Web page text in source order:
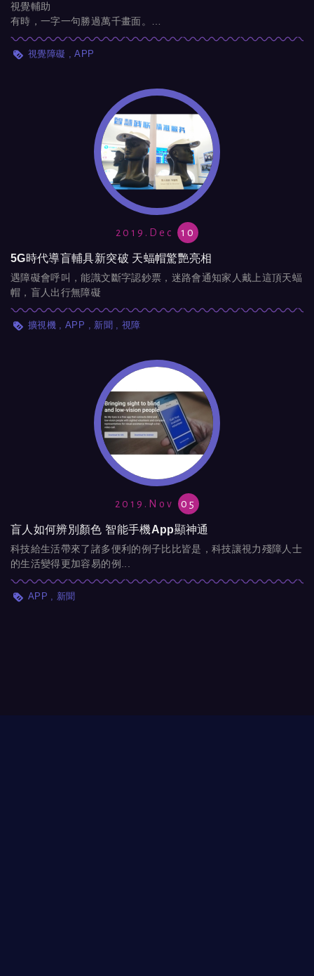
視覺輔助
有時，一字一句勝過萬千畫面。
Apple 裝置讓你不用看螢幕就能寫...
視覺障礙 APP
2019.Dec 10
5G時代導盲輔具新突破 天蝠帽驚艷亮相
遇障礙會呼叫，能識文斷字認鈔票，迷路會通知家人戴上這頂天蝠
帽，盲人出行無障礙
擴視機 APP 新聞 視障
2019.Nov 05
盲人如何辨別顏色 智能手機App顯神通
科技給生活帶來了諸多便利的例子比比皆是，科技讓視力殘障人士
的生活變得更加容易的例...
APP 新聞